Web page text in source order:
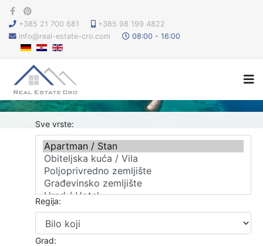
+385 21 700 681
+385 98 199 4822
info@real-estate-cro.com
08:00 - 16:00
Sve vrste:
Regija:
Grad: